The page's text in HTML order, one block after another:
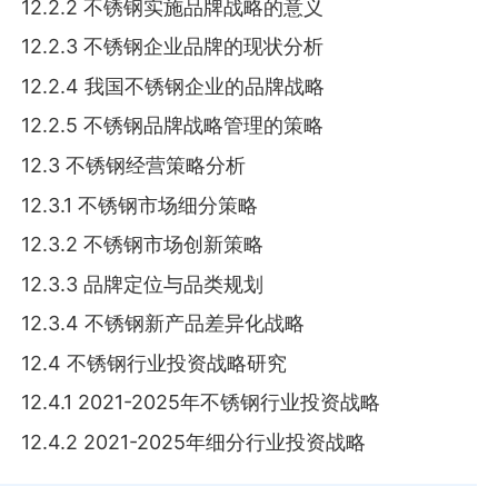
12.2.2 不锈钢实施品牌战略的意义
12.2.3 不锈钢企业品牌的现状分析
12.2.4 我国不锈钢企业的品牌战略
12.2.5 不锈钢品牌战略管理的策略
12.3 不锈钢经营策略分析
12.3.1 不锈钢市场细分策略
12.3.2 不锈钢市场创新策略
12.3.3 品牌定位与品类规划
12.3.4 不锈钢新产品差异化战略
12.4 不锈钢行业投资战略研究
12.4.1 2021-2025年不锈钢行业投资战略
12.4.2 2021-2025年细分行业投资战略